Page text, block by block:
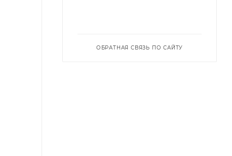
ОБРАТНАЯ СВЯЗЬ ПО САЙТУ